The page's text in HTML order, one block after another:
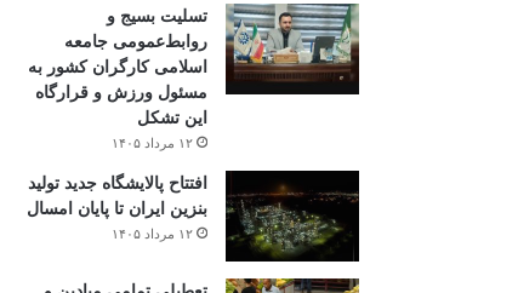
تسلیت بسیج و
روابط‌عمومی جامعه
اسلامی کارگران کشور به
مسئول ورزش و قرارگاه
این تشکل
۱۲ مرداد ۱۴۰۵
افتتاح ‌پالایشگاه جدید تولید
بنزین ایران تا پایان امسال
۱۲ مرداد ۱۴۰۵